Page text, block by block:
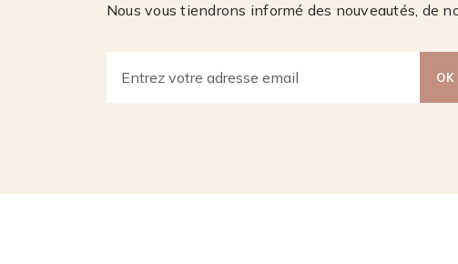
Nous vous tiendrons informé des nouveautés, de
OK